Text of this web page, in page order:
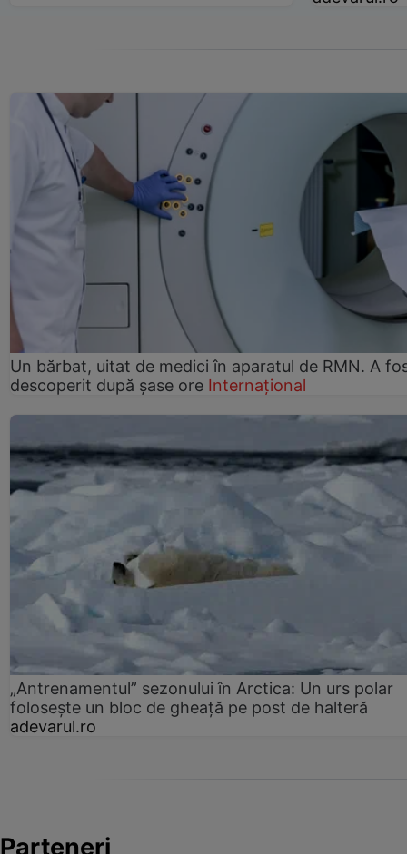
Un bărbat, uitat de medici în aparatul de RMN. A
descoperit după șase ore Internațional
„Antrenamentul” sezonului în Arctica: Un urs polar
folosește un bloc de gheață pe post de halteră
adevarul.ro
Parteneri